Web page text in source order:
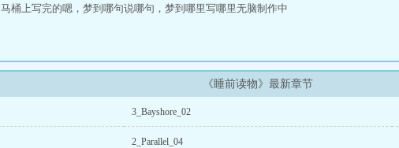
马桶上写完的嗯，梦到哪句说哪句，梦到哪里写哪里无脑制作中
《睡前读物》最新章节
3_Bayshore_02
2_Parallel_04